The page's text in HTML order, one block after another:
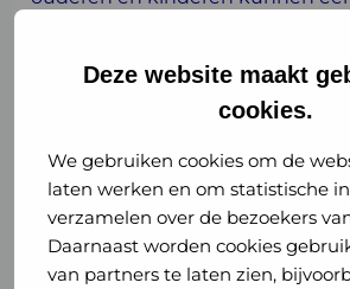
Deze website maakt
cookies.
We gebruiken cookies om de
laten werken en om statistische
verzamelen over de bezoekers
Daarnaast worden cookies
van partners te laten zien,
bij kleine hoeveelheden.
aandeel in de hoeveelheid
Terug naar het
2. Maak omgevingen